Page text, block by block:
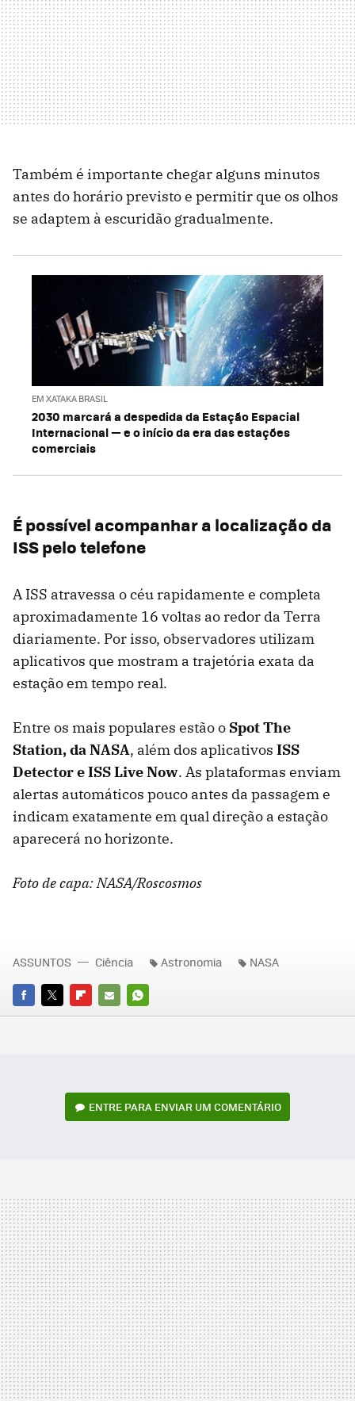
Também é importante chegar alguns minutos
antes do horário previsto e permitir que os olhos
se adaptem à escuridão gradualmente.
EM XATAKA BRASIL
2030 marcará a despedida da Estação Espacial
Internacional — e o início da era das estações
comerciais
É possível acompanhar a localização da
ISS pelo telefone
A ISS atravessa o céu rapidamente e completa
aproximadamente 16 voltas ao redor da Terra
diariamente. Por isso, observadores utilizam
aplicativos que mostram a trajetória exata da
estação em tempo real.
Entre os mais populares estão o Spot The
Station, da NASA, além dos aplicativos ISS
Detector e ISS Live Now. As plataformas enviam
alertas automáticos pouco antes da passagem e
indicam exatamente em qual direção a estação
aparecerá no horizonte.
Foto de capa:NASA/Roscosmos
FACEBOOK
TWITTERFLIPBOARD
E-
WHATSAPP
ASSUNTOS Ciência Astronomia NASA
ENTRE PARA ENVIAR UM COMENTÁRIO